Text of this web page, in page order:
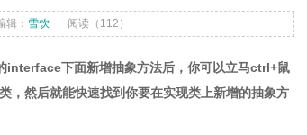
辑： 雪饮 阅读（ 112）
下面新增抽象方法后，你可以立马ctrl+鼠
，然后就能快速找到你要在实现类上新增的抽象方